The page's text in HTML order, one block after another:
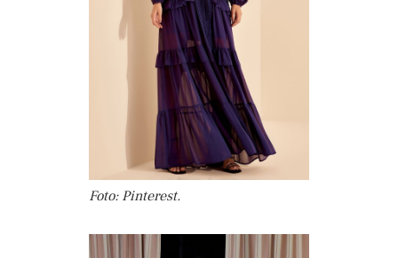
Foto: Pinterest.